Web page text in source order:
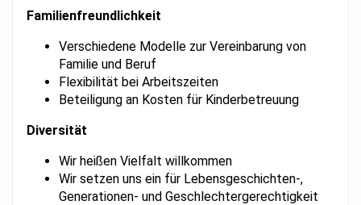
Familien­freundlichkeit
Verschiedene Modelle zur Vereinbarung von
Familie und Beruf
Flexibilität bei Arbeitszeiten
Beteiligung an Kosten für Kinderbetreuung
Diversität
Wir heißen Vielfalt willkommen
Wir setzen uns ein für Lebensgeschichten-,
Generationen- und Geschlechter­gerechtigkeit